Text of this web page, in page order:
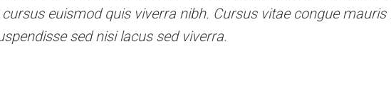
euismod quis viverra nibh. Cursus vitae congue mauris
sed nisi lacus sed viverra.